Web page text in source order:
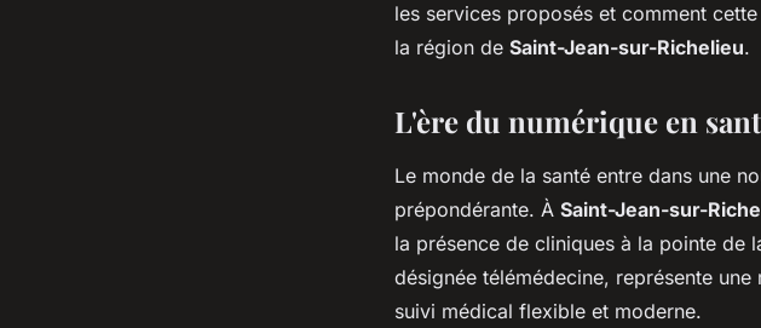
les services proposés et comment
la région de Saint-Jean-sur-Richelieu.
L'ère du numérique en
Le monde de la santé entre dans une
prépondérante. À Saint-Jean-sur-
la présence de cliniques à la pointe de
désignée télémédecine, représente une
suivi médical flexible et moderne.